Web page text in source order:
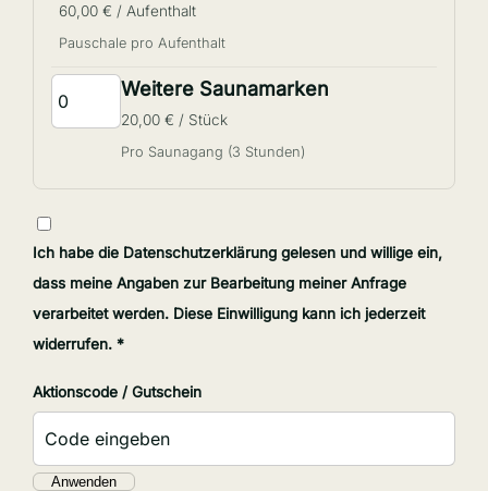
60,00 € / Aufenthalt
Pauschale pro Aufenthalt
Weitere Saunamarken
20,00 € / Stück
Pro Saunagang (3 Stunden)
Ich habe die Datenschutzerklärung gelesen und willige ein,
dass meine Angaben zur Bearbeitung meiner Anfrage
verarbeitet werden. Diese Einwilligung kann ich jederzeit
widerrufen. *
Aktionscode / Gutschein
Anwenden